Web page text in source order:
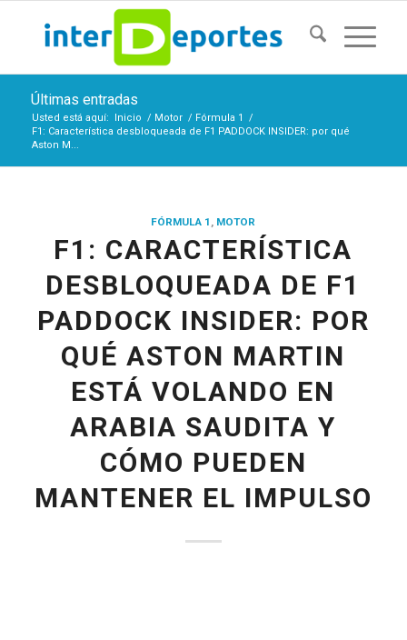
Últimas entradas
Usted está aquí: Inicio / Motor / Fórmula 1
/
F1: Característica desbloqueada de F1 PADDOCK INSIDER: por qué
Aston M...
FÓRMULA 1 , MOTOR
F1: CARACTERÍSTICA
DESBLOQUEADA DE F1
PADDOCK INSIDER: POR
QUÉ ASTON MARTIN
ESTÁ VOLANDO EN
ARABIA SAUDITA Y
CÓMO PUEDEN
MANTENER EL IMPULSO